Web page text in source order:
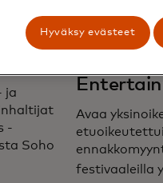
ja
-
Soho
Avaa
festivaaleilla
Hyväksy evästeet